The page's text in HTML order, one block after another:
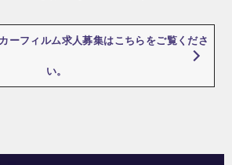
ーフィルム求人募集はこちらをご覧くださ
い。